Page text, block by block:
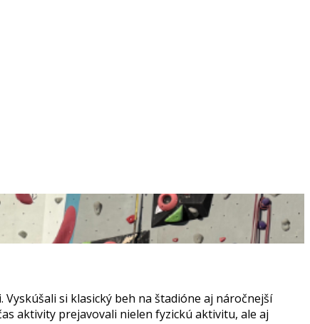
si klasický beh na štadióne aj náročnejší
aktivity prejavovali nielen fyzickú aktivitu, ale aj